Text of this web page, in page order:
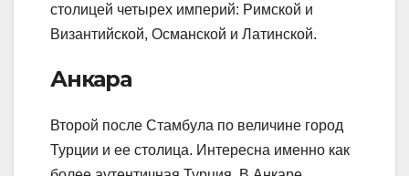
столицей четырех империй: Римской и
Византийской, Османской и Латинской.
Анкара
Второй после Стамбула по величине город
Турции и ее столица. Интересна именно как